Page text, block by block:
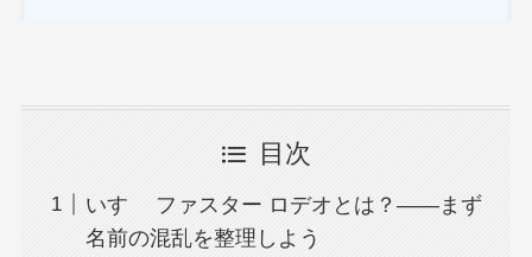
目次
いすゞ ファスター ロデオとは？——まず
名前の混乱を整理しよう